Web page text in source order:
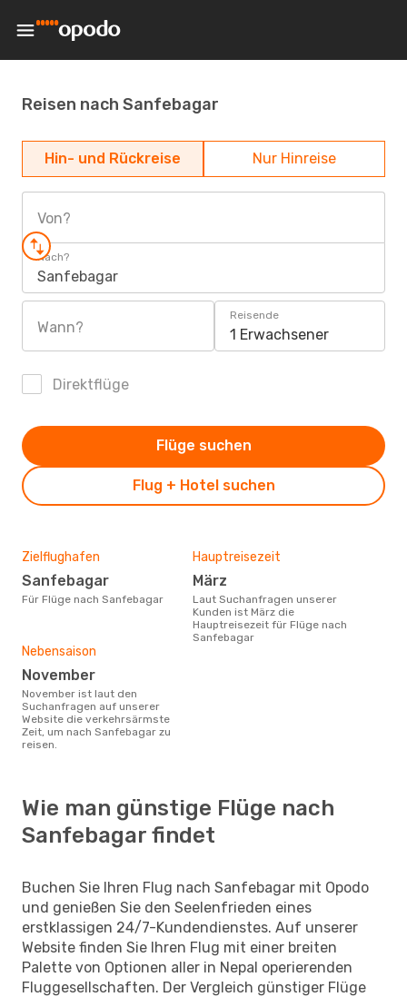
Reisen nach Sanfebagar
Hin- und Rückreise Nur Hinreise
Von?
Nach?
Sanfebagar
Wann?
Reisende
1 Erwachsener
Direktflüge
Flug + Hotel suchen
Flüge suchen
Zielflughafen
Sanfebagar
Für Flüge nach Sanfebagar
Hauptreisezeit
März
Laut Suchanfragen unserer
Kunden ist März die
Hauptreisezeit für Flüge nach
Sanfebagar
Nebensaison
November
November ist laut den
Suchanfragen auf unserer
Website die verkehrsärmste
Zeit, um nach Sanfebagar zu
reisen.
Wie man günstige Flüge nach
Sanfebagar findet
Buchen Sie Ihren Flug nach Sanfebagar mit Opodo
und genießen Sie den Seelenfrieden eines
erstklassigen 24/7-Kundendienstes. Auf unserer
Website finden Sie Ihren Flug mit einer breiten
Palette von Optionen aller in Nepal operierenden
Fluggesellschaften. Der Vergleich günstiger Flüge